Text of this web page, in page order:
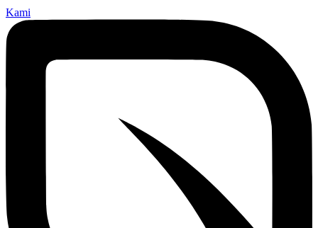
Kami